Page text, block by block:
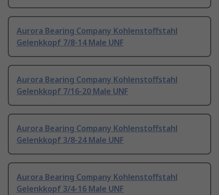
Aurora Bearing Company Kohlenstoffstahl
Gelenkkopf 7/8-14 Male UNF
Aurora Bearing Company Kohlenstoffstahl
Gelenkkopf 7/16-20 Male UNF
Aurora Bearing Company Kohlenstoffstahl
Gelenkkopf 3/8-24 Male UNF
Aurora Bearing Company Kohlenstoffstahl
Gelenkkopf 3/4-16 Male UNF